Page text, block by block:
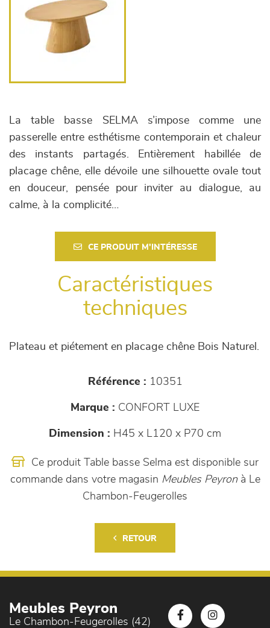
La table basse SELMA s’impose comme une
passerelle entre esthétisme contemporain et chaleur
des instants partagés. Entièrement habillée de
placage chêne, elle dévoile une silhouette ovale tout
en douceur, pensée pour inviter au dialogue, au
calme, à la complicité…
CE PRODUIT M'INTÉRESSE
Caractéristiques
techniques
Plateau et piétement en placage chêne Bois Naturel.
Référence : 10351
Marque : CONFORT LUXE
Dimension : H45 x L120 x P70 cm
Ce produit Table basse Selma est disponible sur
commande dans votre magasin Meubles Peyronà Le
Chambon-Feugerolles
RETOUR
Meubles Peyron
Le Chambon-Feugerolles (42)